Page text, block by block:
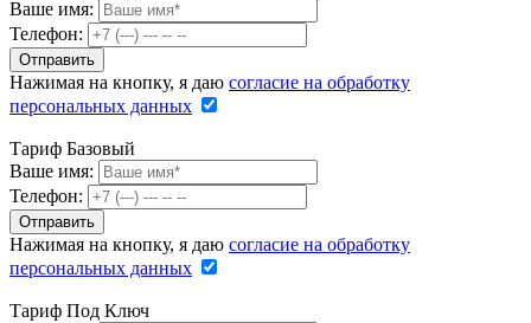
Ваше имя:
Телефон:
Нажимая на кнопку, я даю согласие на обработку
персональных данных
Тариф Базовый
Ваше имя:
Телефон:
Нажимая на кнопку, я даю согласие на обработку
персональных данных
Тариф Под Ключ